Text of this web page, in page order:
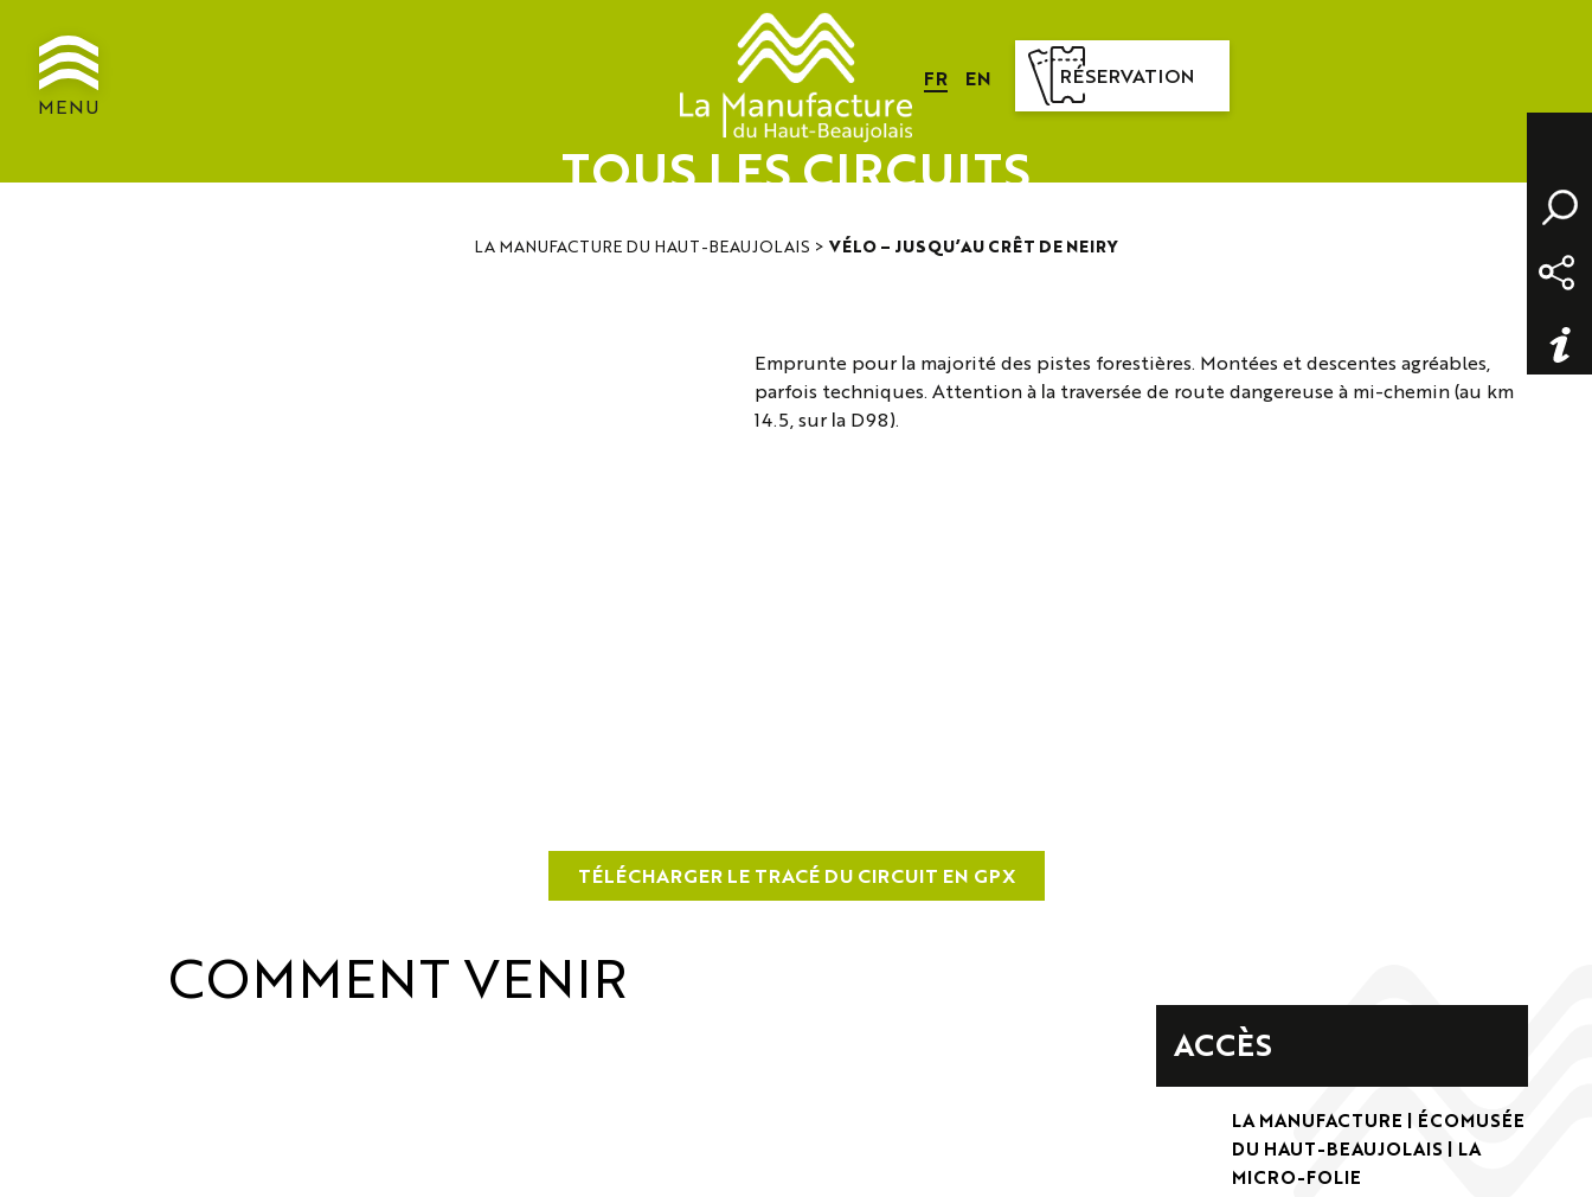
MENU
FR EN RÉSERVATION
TOUS LES CIRCUITS
LA MANUFACTURE DU HAUT-BEAUJOLAIS > VÉLO – JUSQU’AU CRÊT DE NEIRY
Emprunte pour la majorité des pistes forestières. Montées et descentes agréables,
parfois techniques. Attention à la traversée de route dangereuse à mi-chemin (au km
14.5, sur la D98).
TÉLÉCHARGER LE TRACÉ DU CIRCUIT EN GPX
COMMENT VENIR
ACCÈS
LA MANUFACTURE | ÉCOMUSÉE
DU HAUT-BEAUJOLAIS | LA
MICRO-FOLIE